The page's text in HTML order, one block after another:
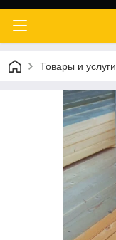
Товары и услуги